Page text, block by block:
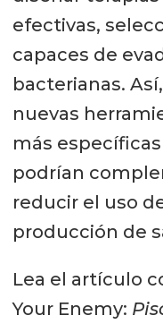
efectivas,
capaces de
bacterianas.
nuevas
más
podrían
reducir el uso
producción de
Lea el artículo
Your Enemy: